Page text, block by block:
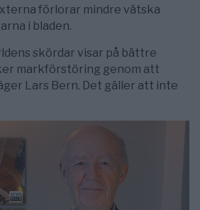
förlorar mindre vätska
i bladen.
skördar visar på bättre
markförstöring genom att
Lars Bern. Det gäller att inte